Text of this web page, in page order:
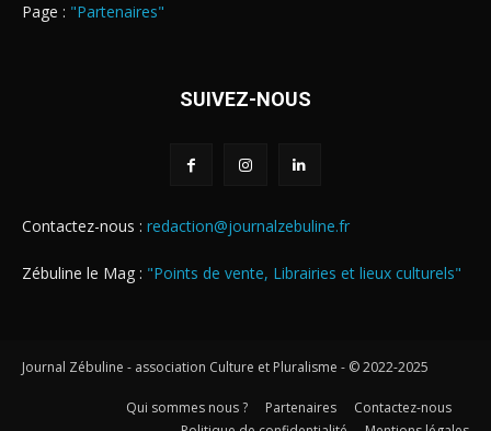
Page : "Partenaires"
SUIVEZ-NOUS
Contactez-nous : redaction@journalzebuline.fr
Zébuline le Mag : "Points de vente, Librairies et lieux culturels"
Journal Zébuline - association Culture et Pluralisme - © 2022-2025
Qui sommes nous ? Partenaires
Contactez-nous